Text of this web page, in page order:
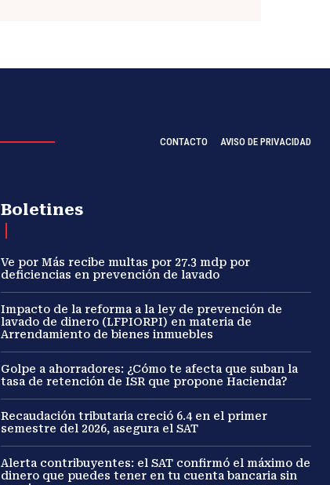
CONTACTO AVISO DE PRIVACIDAD
Boletines
Ve por Más recibe multas por 27.3 mdp por
deficiencias en prevención de lavado
Impacto de la reforma a la ley de prevención de
lavado de dinero (LFPIORPI) en materia de
Arrendamiento de bienes inmuebles
Golpe a ahorradores: ¿Cómo te afecta que suban la
tasa de retención de ISR que propone Hacienda?
Recaudación tributaria creció 6.4 en el primer
semestre del 2026, asegura el SAT
Alerta contribuyentes: el SAT confirmó el máximo de
dinero que puedes tener en tu cuenta bancaria sin